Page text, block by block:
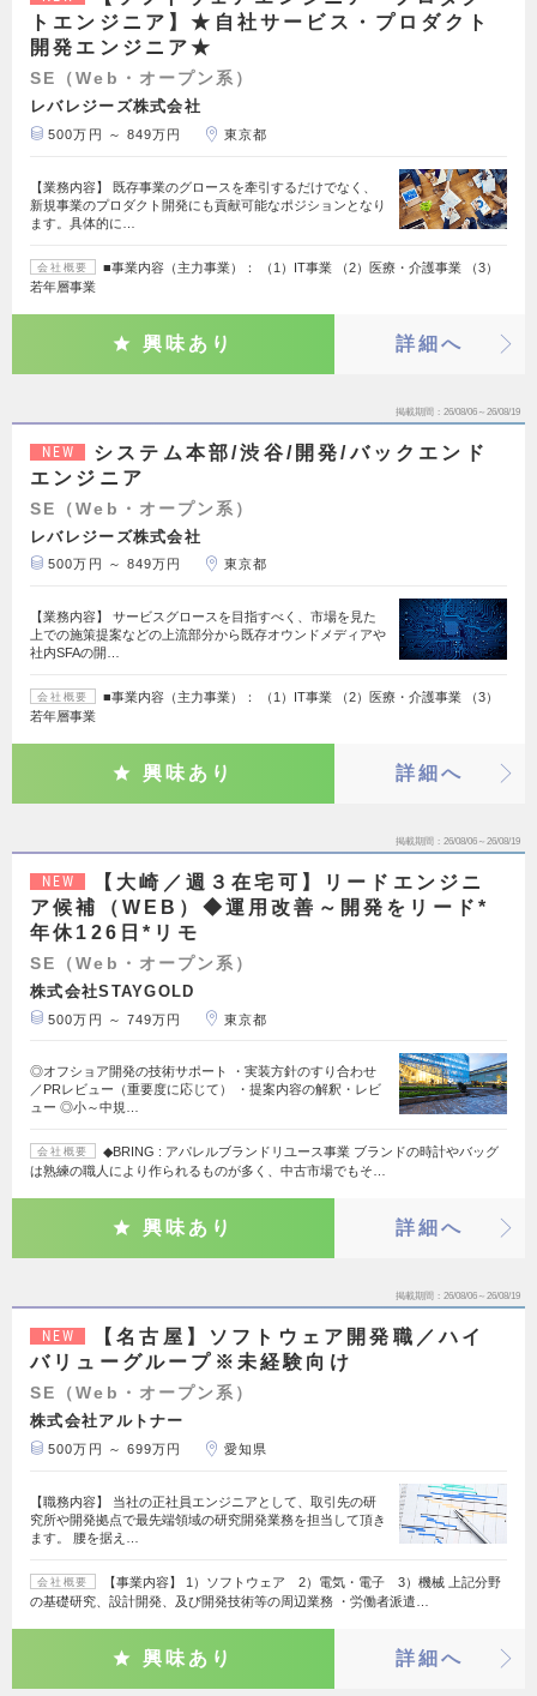
トエンジニア】★自社サービス・プロダクト
開発エンジニア★
SE（Web・オープン系）
レバレジーズ株式会社
500万円 ～ 849万円 東京都
【業務内容】 既存事業のグロースを牽引するだけでなく、
新規事業のプロダクト開発にも貢献可能なポジションとなり
ます。具体的に…
会社概要
■事業内容（主力事業）： （1）IT事業 （2）医療・介護事業 （3）
若年層事業
興味あり 詳細へ
掲載期間 26/08/06～26/08/19
NEW
システム本部/渋谷/開発/バックエンド
エンジニア
SE（Web・オープン系）
レバレジーズ株式会社
500万円 ～ 849万円 東京都
【業務内容】 サービスグロースを目指すべく、市場を見た
上での施策提案などの上流部分から既存オウンドメディアや
社内SFAの開…
会社概要
■事業内容（主力事業）： （1）IT事業 （2）医療・介護事業 （3）
若年層事業
興味あり 詳細へ
掲載期間 26/08/06～26/08/19
NEW
【大崎／週３在宅可】リードエンジニ
ア候補（WEB）◆運用改善～開発をリード*
年休126日*リモ
SE（Web・オープン系）
株式会社STAYGOLD
500万円 ～ 749万円 東京都
◎オフショア開発の技術サポート ・実装方針のすり合わせ
／PRレビュー（重要度に応じて） ・提案内容の解釈・レビ
ュー ◎小～中規…
会社概要
◆BRING : アパレルブランドリユース事業 ブランドの時計やバッグ
は熟練の職人により作られるものが多く、中古市場でもそ…
興味あり 詳細へ
掲載期間 26/08/06～26/08/19
NEW
【名古屋】ソフトウェア開発職／ハイ
バリューグループ※未経験向け
SE（Web・オープン系）
株式会社アルトナー
500万円 ～ 699万円 愛知県
【職務内容】 当社の正社員エンジニアとして、取引先の研
究所や開発拠点で最先端領域の研究開発業務を担当して頂き
ます。 腰を据え…
会社概要
【事業内容】 1）ソフトウェア 2）電気・電子 3）機械 上記分野
の基礎研究、設計開発、及び開発技術等の周辺業務 ・労働者派遣…
興味あり 詳細へ